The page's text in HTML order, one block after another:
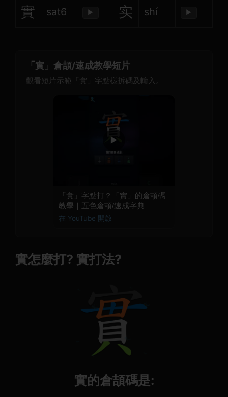
實 sat6 ▶ 实 shí ▶
「實」倉頡/速成教學短片
觀看短片示範「實」字點樣拆碼及輸入。
▶
「實」字點打？「實」的倉頡碼
教學｜五色倉頡/速成字典
在 YouTube 開啟
實怎麼打? 實打法?
實的倉頡碼是: